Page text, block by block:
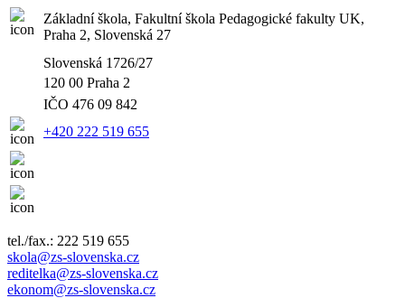
Základní škola, Fakultní škola Pedagogické fakulty UK,
Praha 2, Slovenská 27
Slovenská 1726/27
120 00 Praha 2
IČO 476 09 842
+420 222 519 655
tel./fax.: 222 519 655
skola@zs-slovenska.cz
reditelka@zs-slovenska.cz
ekonom@zs-slovenska.cz